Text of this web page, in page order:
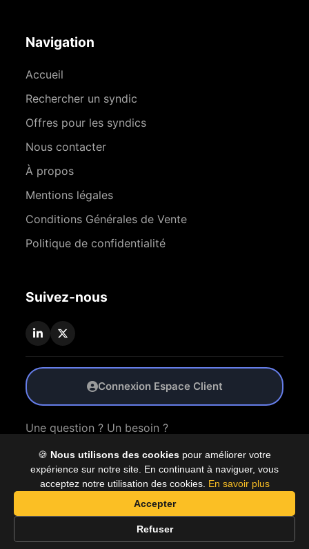
🍪 Nous utilisons des cookies pour améliorer votre
expérience sur notre site. En continuant à naviguer, vous
acceptez notre utilisation des cookies. En savoir plus
Accepter
Refuser
Navigation
Accueil
Rechercher un syndic
Offres pour les syndics
Nous contacter
À propos
Mentions légales
Conditions Générales de Vente
Politique de confidentialité
Suivez-nous
Connexion Espace Client
Une question ? Un besoin ?
Nous Contacter
© 2026 Coproly. Tous droits réservés.